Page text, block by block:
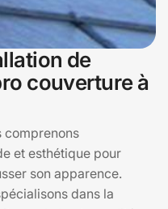
de
couverture à
comprenons
et esthétique pour
son apparence.
dans la